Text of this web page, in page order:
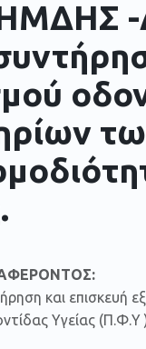
-
και
Υγείας (Π.Φ.Υ